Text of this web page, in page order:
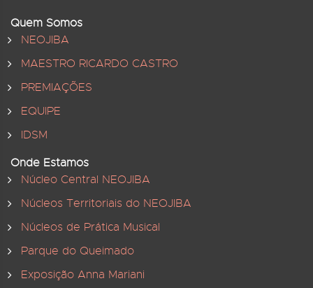
Quem Somos
NEOJIBA
MAESTRO RICARDO CASTRO
PREMIAÇÕES
EQUIPE
IDSM
Onde Estamos
Núcleo Central NEOJIBA
Núcleos Territoriais do NEOJIBA
Núcleos de Prática Musical
Parque do Queimado
Exposição Anna Mariani